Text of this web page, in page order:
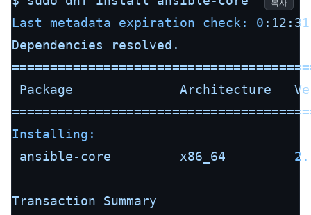
Last metadata expiration check:
0 :12:31
Dependencies
resolved.
Package
Architecture
Installing:
ansible-core
x86_64
Transaction
Summary
복사